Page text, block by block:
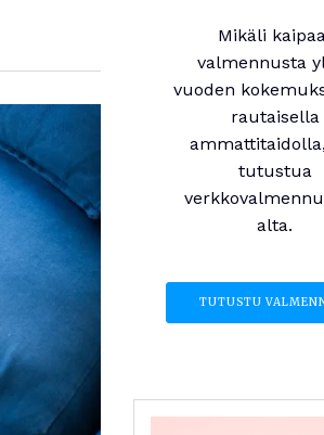
Mikäli
valmennusta
vuoden
rautaisella
tutustua
alta.
TUTUSTU